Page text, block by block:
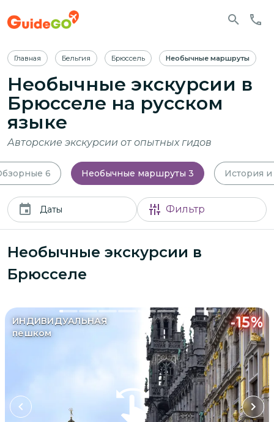
Главная Бельгия Брюссель Необычные маршруты
Необычные экскурсии в
Брюсселе на русском
языке
Авторские экскурсии от опытных гидов
6 Необычные маршруты 3 История и
Даты Фильтр
Необычные экскурсии в
Брюсселе
ИНДИВИДУАЛЬНАЯ
пешком
-15%